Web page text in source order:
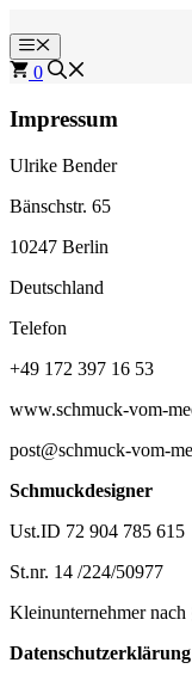
Inhalt
springen
Menü
0
Impressum
Ulrike Bender
Bänschstr. 65
10247 Berlin
Deutschland
Telefon
+49 172 397 16 53
www.schmuck-vom-
post@schmuck-vom-
Schmuckdesigner
Ust.ID 72 904 785 615
St.nr. 14 /224/50977
Kleinunternehmer nach